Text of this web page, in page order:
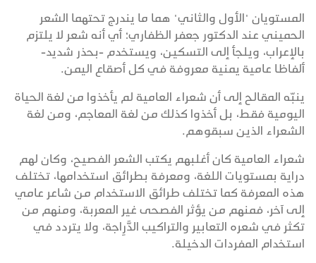
المستويان "الأول والثاني" هما ما يندرج تحتهما الشعر
الحميني عند الدكتور جعفر الظفاري؛ أي أنه شعر لا يلتزم
بالإعراب، ويلجأ إلى التسكين، ويستخدم -بحذر شديد-
ألفاظا عامية يمنية معروفة في كل أصقاع اليمن.
ينبّه المقالح إلى أن شعراء العامية لم يأخذوا من لغة الحياة
اليومية فقط، بل أخذوا كذلك من لغة المعاجم، ومن لغة
الشعراء الذين سبقوهم.
شعراء العامية كان أغلبهم يكتب الشعر الفصيح، وكان لهم
دراية بمستويات اللغة، ومعرفة بطرائق استخدامها، تختلف
هذه المعرفة كما تختلف طرائق الاستخدام من شاعر عامي
إلى آخر، فمنهم من يؤثر الفصحى غير المعربة، ومنهم من
تكثر في شعره التعابير والتراكيب الدَّرِاجة، ولا يتردد في
استخدام المفردات الدخيلة.